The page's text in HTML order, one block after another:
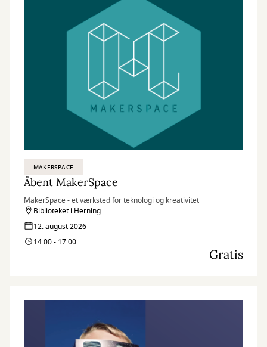
MAKERSPACE
Åbent MakerSpace
MakerSpace - et værksted for teknologi og kreativitet
Biblioteket i Herning
12. august 2026
14:00 - 17:00
Gratis